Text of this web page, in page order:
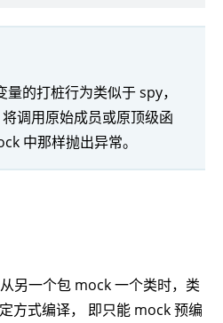
的打桩行为类似于 spy，
调用原始成员或原顶级函
中那样抛出异常。
另一个包 mock 一个类时，类
方式编译， 即只能 mock 预编